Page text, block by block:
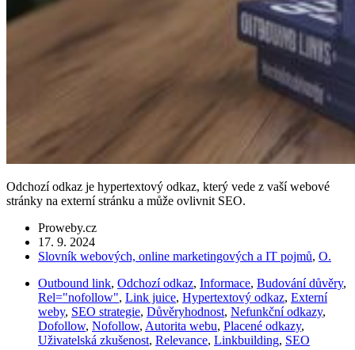
Odchozí odkaz je hypertextový odkaz, který vede z vaší webové
stránky na externí stránku a může ovlivnit SEO.
Proweby.cz
17. 9. 2024
Slovník webových, online marketingových a IT pojmů, O.
Outbound link, Odchozí odkaz, Informace, Budování důvěry,
Rel="nofollow", Link juice, Hypertextový odkaz, Externí
weby, SEO strategie, Důvěryhodnost, Nefunkční odkazy,
Dofollow, Nofollow, Autorita webu, Placené odkazy,
Uživatelská zkušenost, Relevance, Linkbuilding, SEO